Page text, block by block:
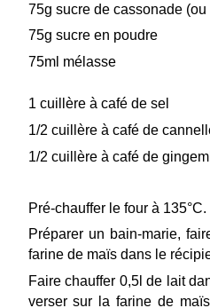
75g sucre de cassonade
75g sucre en poudre
75ml mélasse
1 cuillère à café de sel
1/2 cuillère à café de
1/2 cuillère à café de
Pré-chauffer le four à 135°C.
Préparer un bain-marie,
farine de maïs dans le
Faire chauffer 0,5l de lait
verser sur la farine de